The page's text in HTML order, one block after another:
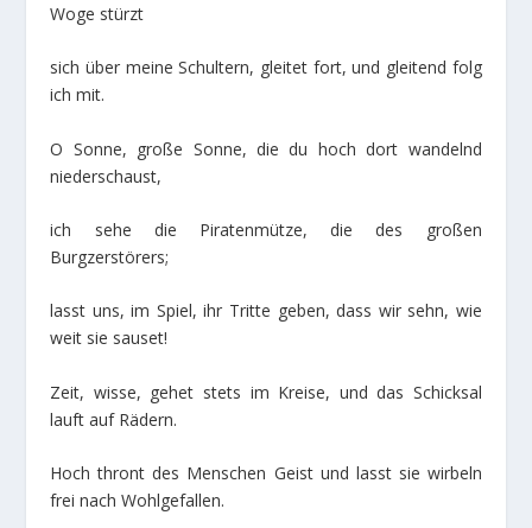
Woge stürzt
sich über meine Schultern, gleitet fort, und gleitend folg
ich mit.
O Sonne, große Sonne, die du hoch dort wandelnd
niederschaust,
ich sehe die Piratenmütze, die des großen
Burgzerstörers;
lasst uns, im Spiel, ihr Tritte geben, dass wir sehn, wie
weit sie sauset!
Zeit, wisse, gehet stets im Kreise, und das Schicksal
lauft auf Rädern.
Hoch thront des Menschen Geist und lasst sie wirbeln
frei nach Wohlgefallen.